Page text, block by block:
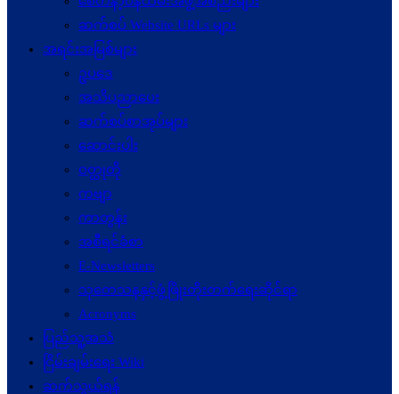
ဆက်စပ် Website URLs များ
အရင်းအမြစ်များ
ဥပဒေ
အသိပညာပေး
ဆက်စပ်စာအုပ်များ
ဆောင်းပါး
ဝတ္ထုတို
ကဗျာ
ကာတွန်း
အစီရင်ခံစာ
E-Newsletters
သုတေသနနှင့်ဖွံ့ဖြိုးတိုးတက်ရေးဆိုင်ရာ
Acronyms
ပြည်သူ့အသံ
ငြိမ်းချမ်းရေး Wiki
ဆက်သွယ်ရန်